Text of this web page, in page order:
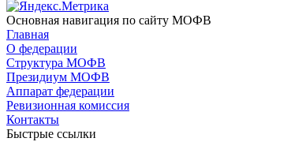
Основная навигация по сайту МОФВ
Главная
О федерации
Структура МОФВ
Президиум МОФВ
Аппарат федерации
Ревизионная комиссия
Контакты
Быстрые ссылки